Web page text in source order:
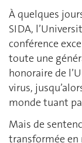
À quelques
SIDA,
conférence
toute une
honoraire de
virus,
monde tuant
Mais de
transformée